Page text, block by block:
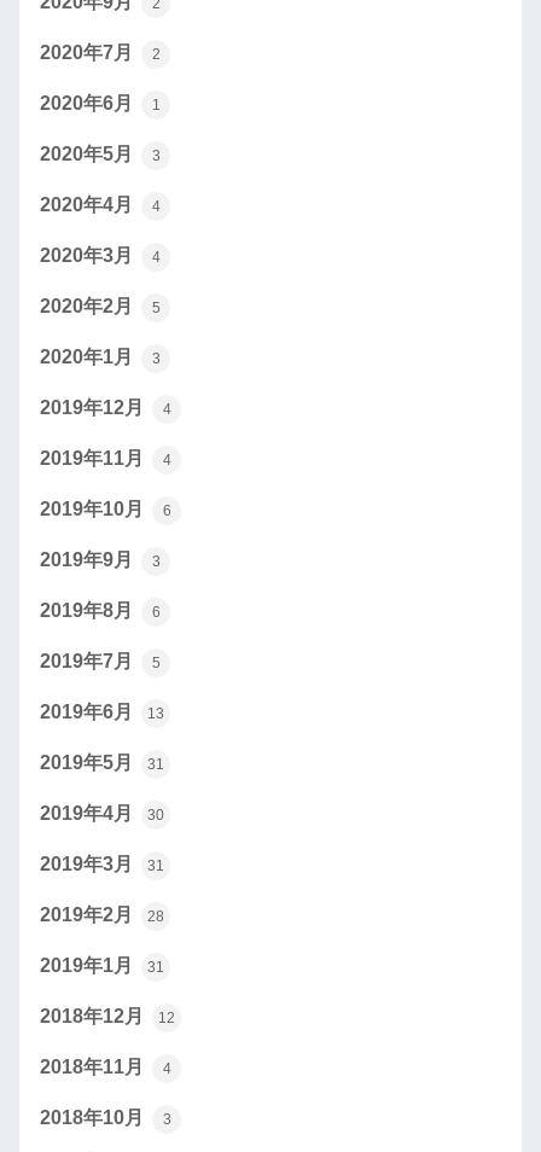
2
2020年7月 2
2020年6月 1
2020年5月 3
2020年4月 4
2020年3月 4
2020年2月 5
2020年1月 3
2019年12月 4
2019年11月 4
2019年10月 6
2019年9月 3
2019年8月 6
2019年7月 5
2019年6月 13
2019年5月 31
2019年4月 30
2019年3月 31
2019年2月 28
2019年1月 31
2018年12月 12
2018年11月 4
2018年10月 3